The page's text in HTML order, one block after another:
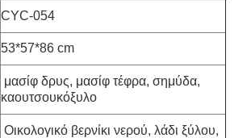
CYC-054
53*57*86 cm
μασίφ δρυς, μασίφ τέφρα, σημύδα,
καουτσουκόξυλο
Οικολογικό βερνίκι νερού, λάδι ξύλου,